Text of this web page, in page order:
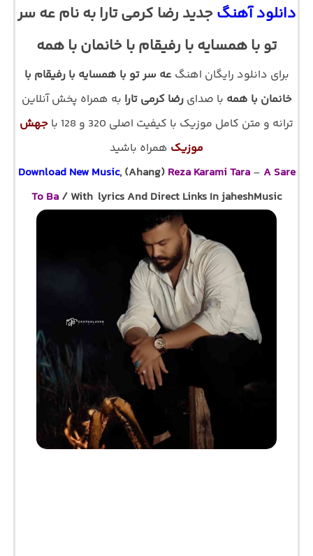
دانلود آهنگجدید رضا کرمی تارا به نام عه سر
تو با همسایه با رفیقام با خانمان با همه
برای دانلود رایگان اهنگ عه سر تو با همسایه با رفیقام با
خانمان با همه با صدایرضا کرمی تارا به همراه پخش آنلاین
ترانه و متن کامل موزیک با کیفیت اصلی 320 و 128 با
جهش
موزیک همراه باشید
Download New Music, (Ahang) Reza Karami Tara– A Sare
To Ba / With lyrics And Direct Links In jaheshMusic